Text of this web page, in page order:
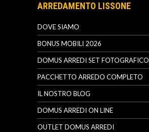
ARREDAMENTO LISSONE
DOVE SIAMO
BONUS MOBILI 2026
DOMUS ARREDI SET FOTOGRAFICO
PACCHETTO ARREDO COMPLETO
IL NOSTRO BLOG
DOMUS ARREDI ON LINE
OUTLET DOMUS ARREDI